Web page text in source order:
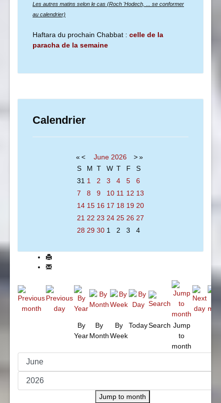
Les autres matins selon le cas (Roch 'Hodech, ... se conformer
au calendrier)
Haftara du prochain Chabbat : celle de la
paracha de la semaine
Calendrier
« < June 2026 >»
S
M T W T F
S
31 1 2 3 4 5
6
7
8 9 10 11 12 13
14 15 16 17 18 19 20
21 22 23 24 25 26 27
28 29 30 1 2 3 4
By
Year
By
Month
By
Week
TodaySearch Jump
to
month
Jump to month